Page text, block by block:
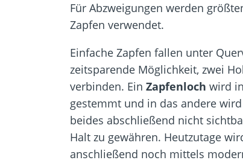
Für Abzweigungen werden
Zapfen verwendet.
Einfache Zapfen fallen unter
zeitsparende Möglichkeit, zwei
verbinden. Ein Zapfenloch wird
gestemmt und in das andere
beides abschließend nicht
Halt zu gewähren. Heutzutage
anschließend noch mittels